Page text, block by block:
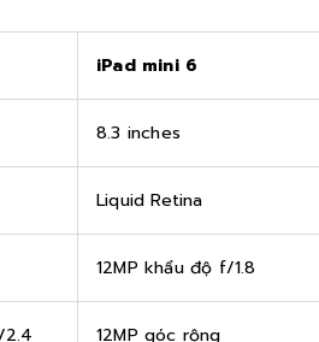
iPad mini 6
8.3 inches
Liquid Retina
12MP khẩu độ f/1.8
2.4 12MP góc rộng